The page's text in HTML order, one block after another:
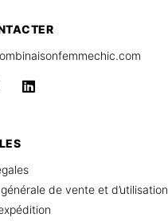
de vente et d’utilisation